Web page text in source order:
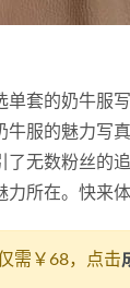
单套的奶牛服
牛服的魅力写
了无数粉丝的
所在。快来
需￥68，点击